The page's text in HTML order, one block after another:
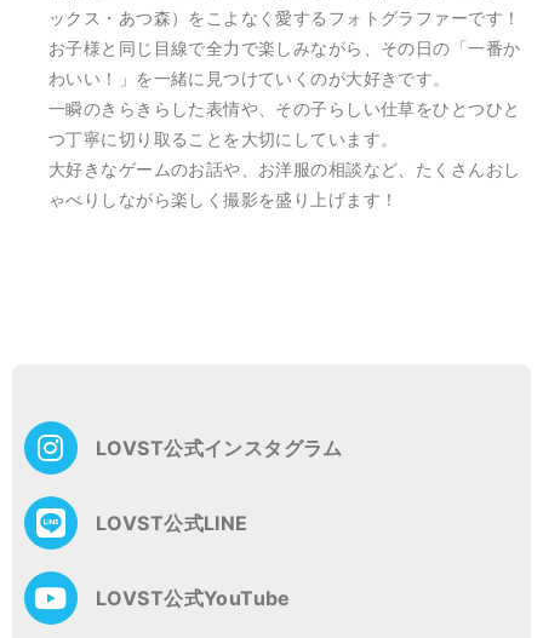
ックス・あつ森）をこよなく愛するフォトグラファーです！
お子様と同じ目線で全力で楽しみながら、その日の「一番か
わいい！」を一緒に見つけていくのが大好きです。
一瞬のきらきらした表情や、その子らしい仕草をひとつひと
つ丁寧に切り取ることを大切にしています。
大好きなゲームのお話や、お洋服の相談など、たくさんおし
ゃべりしながら楽しく撮影を盛り上げます！
LOVST公式インスタグラム
LOVST公式LINE
LOVST公式YouTube